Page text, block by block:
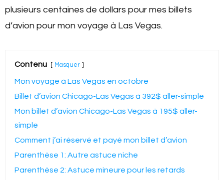
plusieurs centaines de dollars pour mes billets
d’avion pour mon voyage à Las Vegas.
Contenu Masquer
Mon voyage à Las Vegas en octobre
Billet d’avion Chicago-Las Vegas à 392$ aller-simple
Mon billet d’avion Chicago-Las Vegas à 195$ aller-
simple
Comment j’ai réservé et payé mon billet d’avion
Parenthèse 1: Autre astuce niche
Parenthèse 2: Astuce mineure pour les retards